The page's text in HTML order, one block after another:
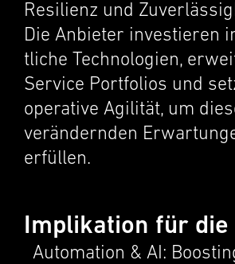
Resilienz und
Die Anbieter investieren
tliche Technolo­gien,
Service Portfo­lios und
opera­tive Agilität, um
verän­dern­den
erfüllen.
Implikation für die
Automa­tion & AI: